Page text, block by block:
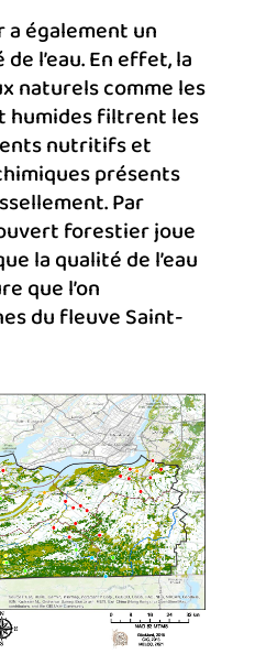
également un
l’eau. En effet, la
naturels comme les
humides filtrent les
nutritifs et
présents
Par
forestier joue
la qualité de l’eau
que l’on
du fleuve Saint-